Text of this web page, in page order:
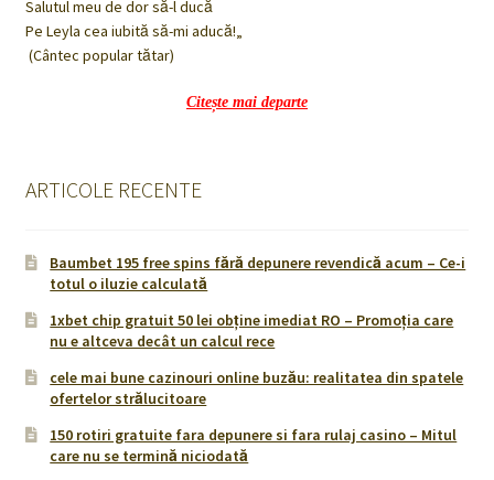
Salutul meu de dor să-l ducă
Pe Leyla cea iubită să-mi aducă!„
(Cântec popular tătar)
Citește mai departe
ARTICOLE RECENTE
Baumbet 195 free spins fără depunere revendică acum – Ce-i
totul o iluzie calculată
1xbet chip gratuit 50 lei obține imediat RO – Promoţia care
nu e altceva decât un calcul rece
cele mai bune cazinouri online buzău: realitatea din spatele
ofertelor strălucitoare
150 rotiri gratuite fara depunere si fara rulaj casino – Mitul
care nu se termină niciodată